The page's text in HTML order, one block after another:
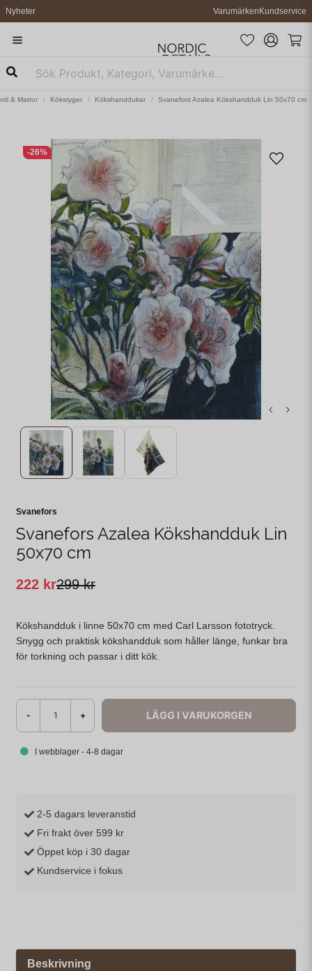
Nyheter VarumärkenKundservice
& Mattor Kökstyger Kökshanddukar Svanefors Azalea Kökshandduk Lin 50x70 cm
-26%
Svanefors
Svanefors Azalea Kökshandduk Lin
50x70 cm
299 kr
222 kr
Kökshandduk i linne 50x70 cm med Carl Larsson fototryck.
Snygg och praktisk kökshandduk som håller länge, funkar bra
för torkning och passar i ditt kök.
- + LÄGG I VARUKORGEN
I webblager - 4-8 dagar
2-5 dagars leveranstid
Fri frakt över 599 kr
Öppet köp i 30 dagar
Kundservice i fokus
Beskrivning